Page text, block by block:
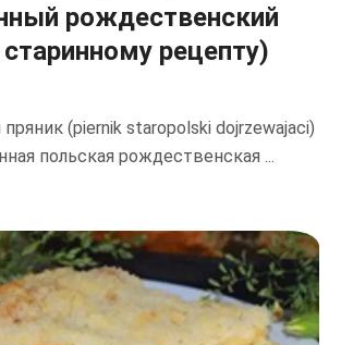
рождественский
рецепту)
(piernik staropolski dojrzewajaci)
польская рождественская ...